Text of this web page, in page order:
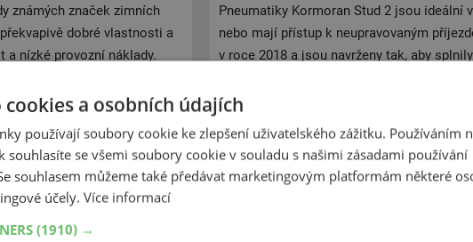
známých značek zimních
dobré vlastnosti a
a nízké provozní náklady.
za všech podmínek.
Pneumatiky Kormoran Stud 2 jsou ideální
nebo mají přístup k neupravovaným
v roce 2018 a jsou navrženy tak, aby
zimních podmínkách. Mají promyšlený
efektivně odvádí vodu a břečku, což
Pneumatiky Kormoran Stud 2 jsou
optimální tuhost i při extrémně nízkých
stabilní ovladatelnost, rychlé zrychlení a
svému designu s velkými bloky dezénu,
a osobních údajích
používají soubory cookie ke zlepšení uživatelského zážitku. Používáním
souhlasíte se všemi soubory cookie v souladu s našimi zásadami používání
souhlasem můžeme také předávat marketingovým platformám některé
účely. Více informací
(1910) →